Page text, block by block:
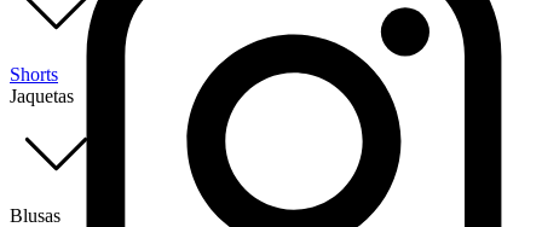
Shorts
Jaquetas
Blusas